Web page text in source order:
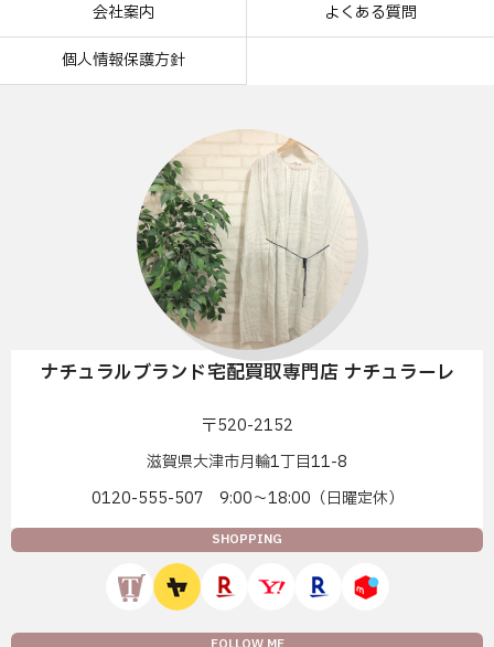
会社案内 よくある質問
個人情報保護方針
ナチュラルブランド宅配買取専門店 ナチュラーレ
〒520-2152
滋賀県大津市月輪1丁目11-8
0120-555-507 9:00〜18:00（日曜定休）
SHOPPING